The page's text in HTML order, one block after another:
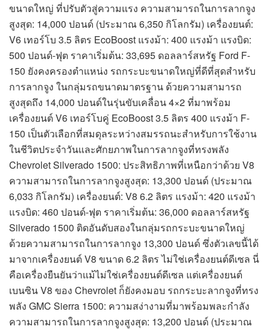
ขนาดใหญ่ ที่ปรับตัวสู่ความแรง ความสามารถในการลากจูง
สูงสุด: 14,000 ปอนด์ (ประมาณ 6,350 กิโลกรัม) เครื่องยนต์:
V6 เทอร์โบ 3.5 ลิตร EcoBoost แรงม้า: 400 แรงม้า แรงบิด:
500 ปอนด์-ฟุต ราคาเริ่มต้น: 33,695 ดอลลาร์สหรัฐ Ford F-
150 ยังคงครองตำแหน่ง รถกระบะขนาดใหญ่ที่ดีที่สุดสำหรับ
การลากจูง ในกลุ่มรถขนาดมาตรฐาน ด้วยความสามารถ
สูงสุดถึง 14,000 ปอนด์ในรุ่นขับเคลื่อน 4×2 ที่มาพร้อม
เครื่องยนต์ V6 เทอร์โบคู่ EcoBoost 3.5 ลิตร 400 แรงม้า F-
150 เป็นตัวเลือกที่สมดุลระหว่างสมรรถนะสำหรับการใช้งาน
ในชีวิตประจำวันและศักยภาพในการลากจูงที่ทรงพลัง
Chevrolet Silverado 1500: ประสิทธิภาพที่เหนือกว่าด้วย V8
ความสามารถในการลากจูงสูงสุด: 13,300 ปอนด์ (ประมาณ
6,033 กิโลกรัม) เครื่องยนต์: V8 6.2 ลิตร แรงม้า: 420 แรงม้า
แรงบิด: 460 ปอนด์-ฟุต ราคาเริ่มต้น: 36,000 ดอลลาร์สหรัฐ
Silverado 1500 ติดอันดับสองในกลุ่มรถกระบะขนาดใหญ่
ด้วยความสามารถในการลากจูง 13,300 ปอนด์ ซึ่งตัวเลขนี้ได้
มาจากเครื่องยนต์ V8 ขนาด 6.2 ลิตร ไม่ใช่เครื่องยนต์ดีเซล นี่
คือเครื่องยืนยันว่าแม้ไม่ใช่เครื่องยนต์ดีเซล แต่เครื่องยนต์
เบนซิน V8 ของ Chevrolet ก็ยังคงมอบ รถกระบะลากจูงที่ทรง
พลัง GMC Sierra 1500: ความสง่างามที่มาพร้อมพละกำลัง
ความสามารถในการลากจูงสูงสุด: 13,200 ปอนด์ (ประมาณ